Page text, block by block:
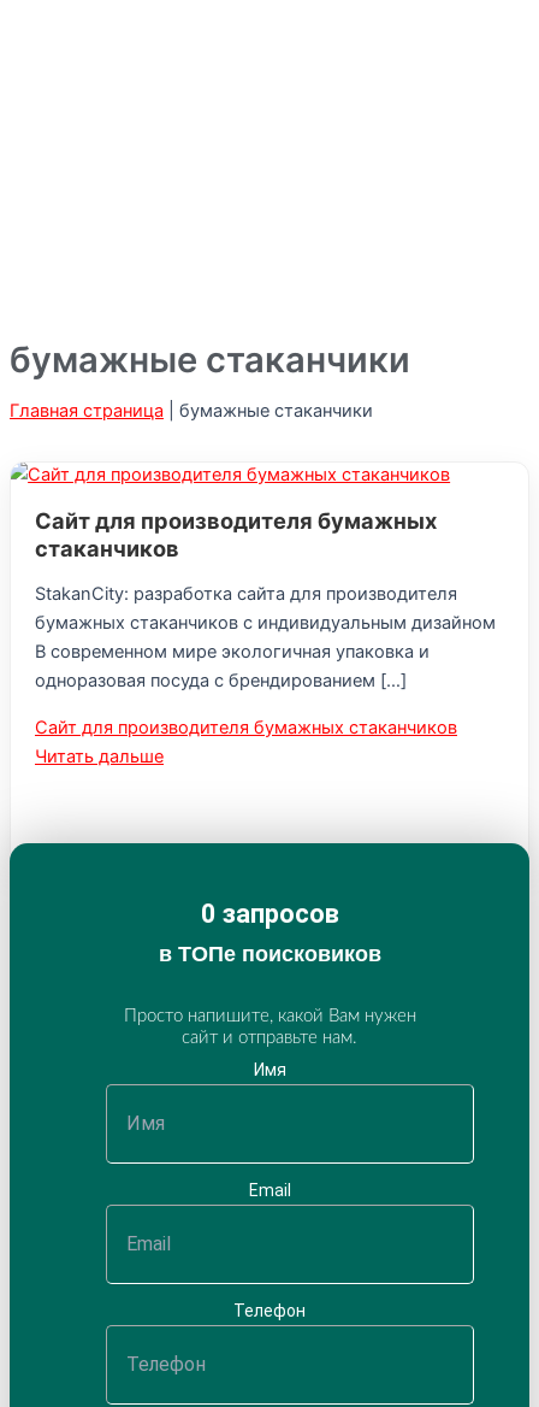
бумажные стаканчики
Главная страница бумажные стаканчики
Сайт для производителя бумажных
стаканчиков
StakanCity: разработка сайта для производителя
бумажных стаканчиков с индивидуальным дизайном
В современном мире экологичная упаковка и
одноразовая посуда с брендированием […]
Сайт для производителя бумажных стаканчиков
Читать дальше
в ТОПе поисковиков
0 запросов
Просто напишите, какой Вам нужен
сайт и отправьте нам.
Имя
Email
Телефон